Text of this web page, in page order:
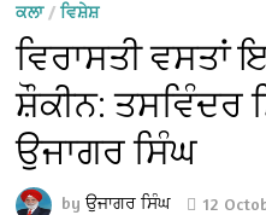
ਕਲਾ/ਵਿਸ਼ੇਸ਼
ਵਿਰਾਸਤੀ
ਸ਼ੌਕੀਨ: ਤਸਵਿੰਦਰ
ਉਜਾਗਰ ਸਿੰਘ
byਉਜਾਗਰ ਸਿੰਘ 12